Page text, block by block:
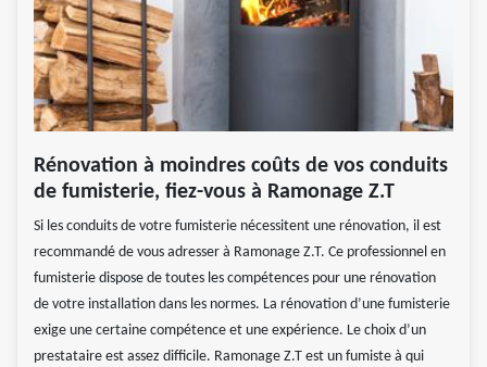
Rénovation à moindres coûts de vos conduits
de fumisterie, fiez-vous à Ramonage Z.T
Si les conduits de votre fumisterie nécessitent une rénovation, il est
recommandé de vous adresser à Ramonage Z.T. Ce professionnel en
fumisterie dispose de toutes les compétences pour une rénovation
de votre installation dans les normes. La rénovation d’une fumisterie
exige une certaine compétence et une expérience. Le choix d’un
prestataire est assez difficile. Ramonage Z.T est un fumiste à qui